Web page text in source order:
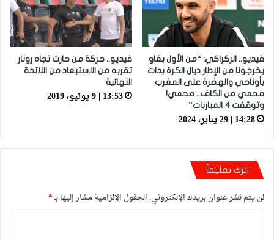
فيديو.. الركراكي: “من الأول بغاو
يخرجونا من الإطار ديال الكرة بدات
بأوناحي والهضرة على المغرب
محمي من الكاف.. محمي!
وتوقفت 4 المباربات”
14:28 | 29 يناير، 2024
فيديو.. حركة من حارث تجاه رونار
تقربه من الاستبعاد من اللائحة
النهائية
13:53 | 9 يونيو، 2019
اترك تعليقاً
لن يتم نشر عنوان بريدك الإلكتروني. الحقول الإلزامية مشار إليها بـ*